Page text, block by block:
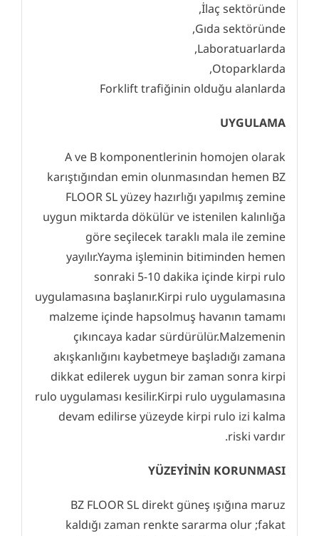
İlaç sektöründe,
Gıda sektöründe,
Laboratuarlarda,
Otoparklarda,
Forklift trafiğinin olduğu alanlarda
UYGULAMA
A ve B komponentlerinin homojen olarak
karıştığından emin olunmasından hemen BZ
FLOOR SL yüzey hazırlığı yapılmış zemine
uygun miktarda dökülür ve istenilen kalınlığa
göre seçilecek taraklı mala ile zemine
yayılır.Yayma işleminin bitiminden hemen
sonraki 5-10 dakika içinde kirpi rulo
uygulamasına başlanır.Kirpi rulo uygulamasına
malzeme içinde hapsolmuş havanın tamamı
çıkıncaya kadar sürdürülür.Malzemenin
akışkanlığını kaybetmeye başladığı zamana
dikkat edilerek uygun bir zaman sonra kirpi
rulo uygulaması kesilir.Kirpi rulo uygulamasına
devam edilirse yüzeyde kirpi rulo izi kalma
riski vardır.
YÜZEYİNİN KORUNMASI
BZ FLOOR SL direkt güneş ışığına maruz
kaldığı zaman renkte sararma olur ;fakat